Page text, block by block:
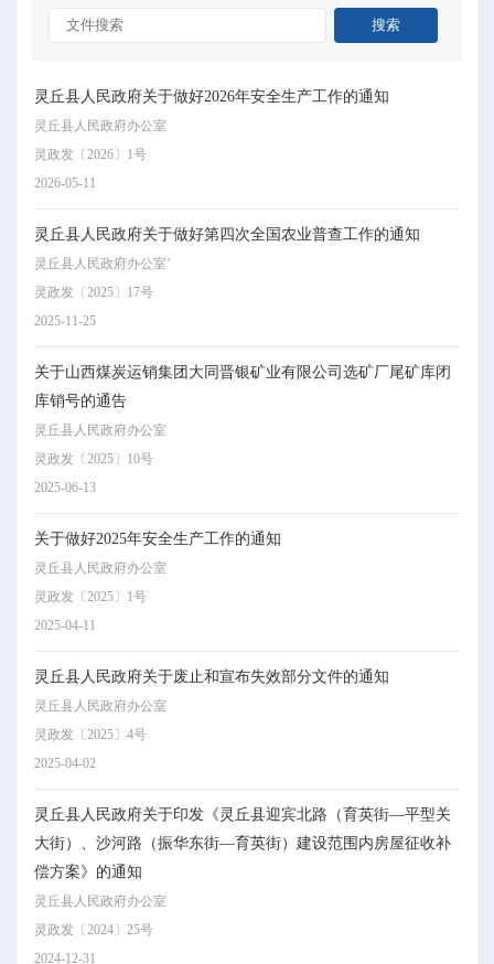
灵丘县人民政府关于做好2026年安全生产工作的通知
灵丘县人民政府办公室
灵政发〔2026〕1号
2026-05-11
灵丘县人民政府关于做好第四次全国农业普查工作的通知
灵丘县人民政府办公室’
灵政发〔2025〕17号
2025-11-25
关于山西煤炭运销集团大同晋银矿业有限公司选矿厂尾矿库闭
库销号的通告
灵丘县人民政府办公室
灵政发〔2025〕10号
2025-06-13
关于做好2025年安全生产工作的通知
灵丘县人民政府办公室
灵政发〔2025〕1号
2025-04-11
灵丘县人民政府关于废止和宣布失效部分文件的通知
灵丘县人民政府办公室
灵政发〔2025〕4号
2025-04-02
灵丘县人民政府关于印发《灵丘县迎宾北路（育英街—平型关
大街）、沙河路（振华东街—育英街）建设范围内房屋征收补
偿方案》的通知
灵丘县人民政府办公室
灵政发〔2024〕25号
2024-12-31